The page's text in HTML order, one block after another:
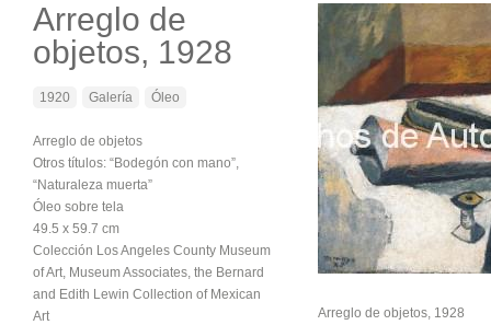
Arreglo de
objetos, 1928
1920 Galería Óleo
Arreglo de objetos
Otros títulos: “Bodegón con mano”,
“Naturaleza muerta”
Óleo sobre tela
49.5 x 59.7 cm
Colección Los Angeles County Museum
of Art, Museum Associates, the Bernard
and Edith Lewin Collection of Mexican
Art
Arreglo de objetos, 1928